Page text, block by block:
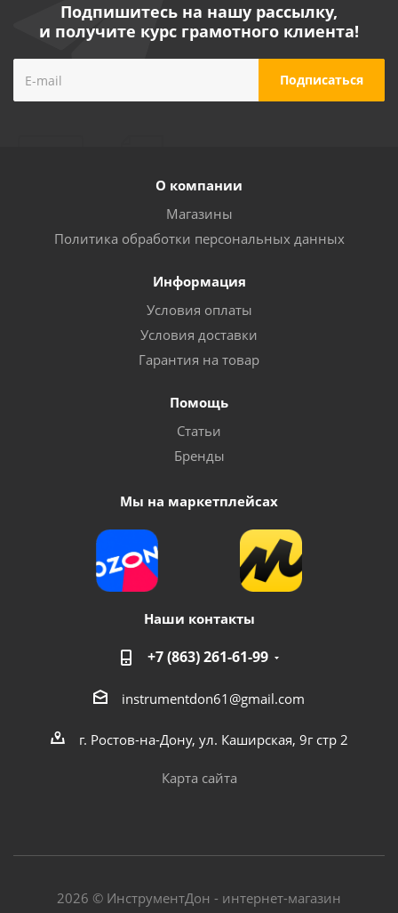
Подпишитесь на нашу рассылку,
и получите курс грамотного клиента!
О компании
Магазины
Политика обработки персональных данных
Информация
Условия оплаты
Условия доставки
Гарантия на товар
Помощь
Статьи
Бренды
Мы на маркетплейсах
Наши контакты
+7 (863) 261-61-99
instrumentdon61@gmail.com
г. Ростов-на-Дону, ул. Каширская, 9г стр 2
Карта сайта
2026 © ИнструментДон - интернет-магазин